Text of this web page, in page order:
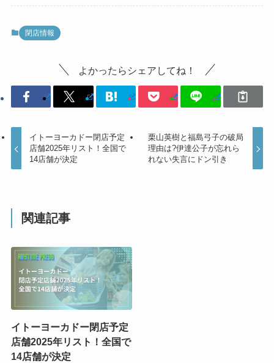
閉店情報
よかったらシェアしてね！
イトーヨーカドー閉店予定
店舗2025年リスト！全国で
14店舗が決定
栗山英樹と福島弓子の破局
理由は?伊達公子が忘れら
れない失言にドン引き
関連記事
イトーヨーカドー閉店予定
店舗2025年リスト！全国で
14店舗が決定